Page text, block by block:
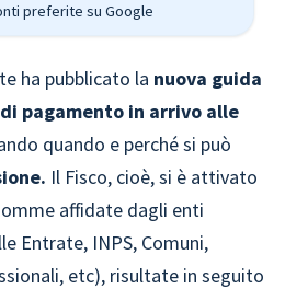
preferite su Google
ha pubblicato la nuova guida
pagamento in arrivo alle
quando e perché si può
Il Fisco, cioè, si è attivato
affidate dagli enti
Entrate, INPS, Comuni,
etc), risultate in seguito